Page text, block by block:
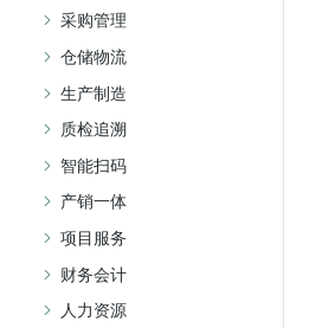
采购管理
仓储物流
生产制造
质检追溯
智能扫码
产销一体
项目服务
财务会计
人力资源